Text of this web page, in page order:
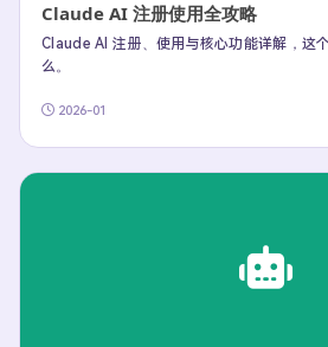
Claude AI 注册使用全攻略
Claude AI 注册、使用与核心功能详解，这
么。
2026-01